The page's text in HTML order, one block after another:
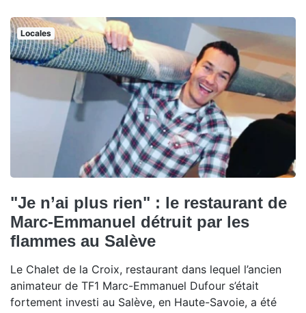
Locales
"Je n’ai plus rien" : le restaurant de
Marc-Emmanuel détruit par les
flammes au Salève
Le Chalet de la Croix, restaurant dans lequel l’ancien
animateur de TF1 Marc-Emmanuel Dufour s’était
fortement investi au Salève, en Haute-Savoie, a été